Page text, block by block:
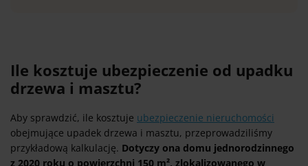
Ile kosztuje ubezpieczenie od upadku
drzewa i masztu?
Aby sprawdzić, ile kosztuje ubezpieczenie nieruchomości
obejmujące upadek drzewa i masztu, przeprowadziliśmy
przykładową kalkulację. Dotyczy ona domu jednorodzinnego
z 2020 roku o powierzchni 150 m², zlokalizowanego w